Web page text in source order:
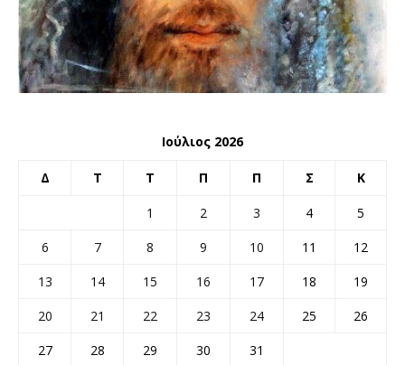
Ιούλιος 2026
Δ Τ Τ Π Π Σ Κ
1 2 3 4
5
6
7 8 9 10 11
12
13
14 15 16 17 18
19
20
21 22 23 24 25
26
27
28 29 30 31